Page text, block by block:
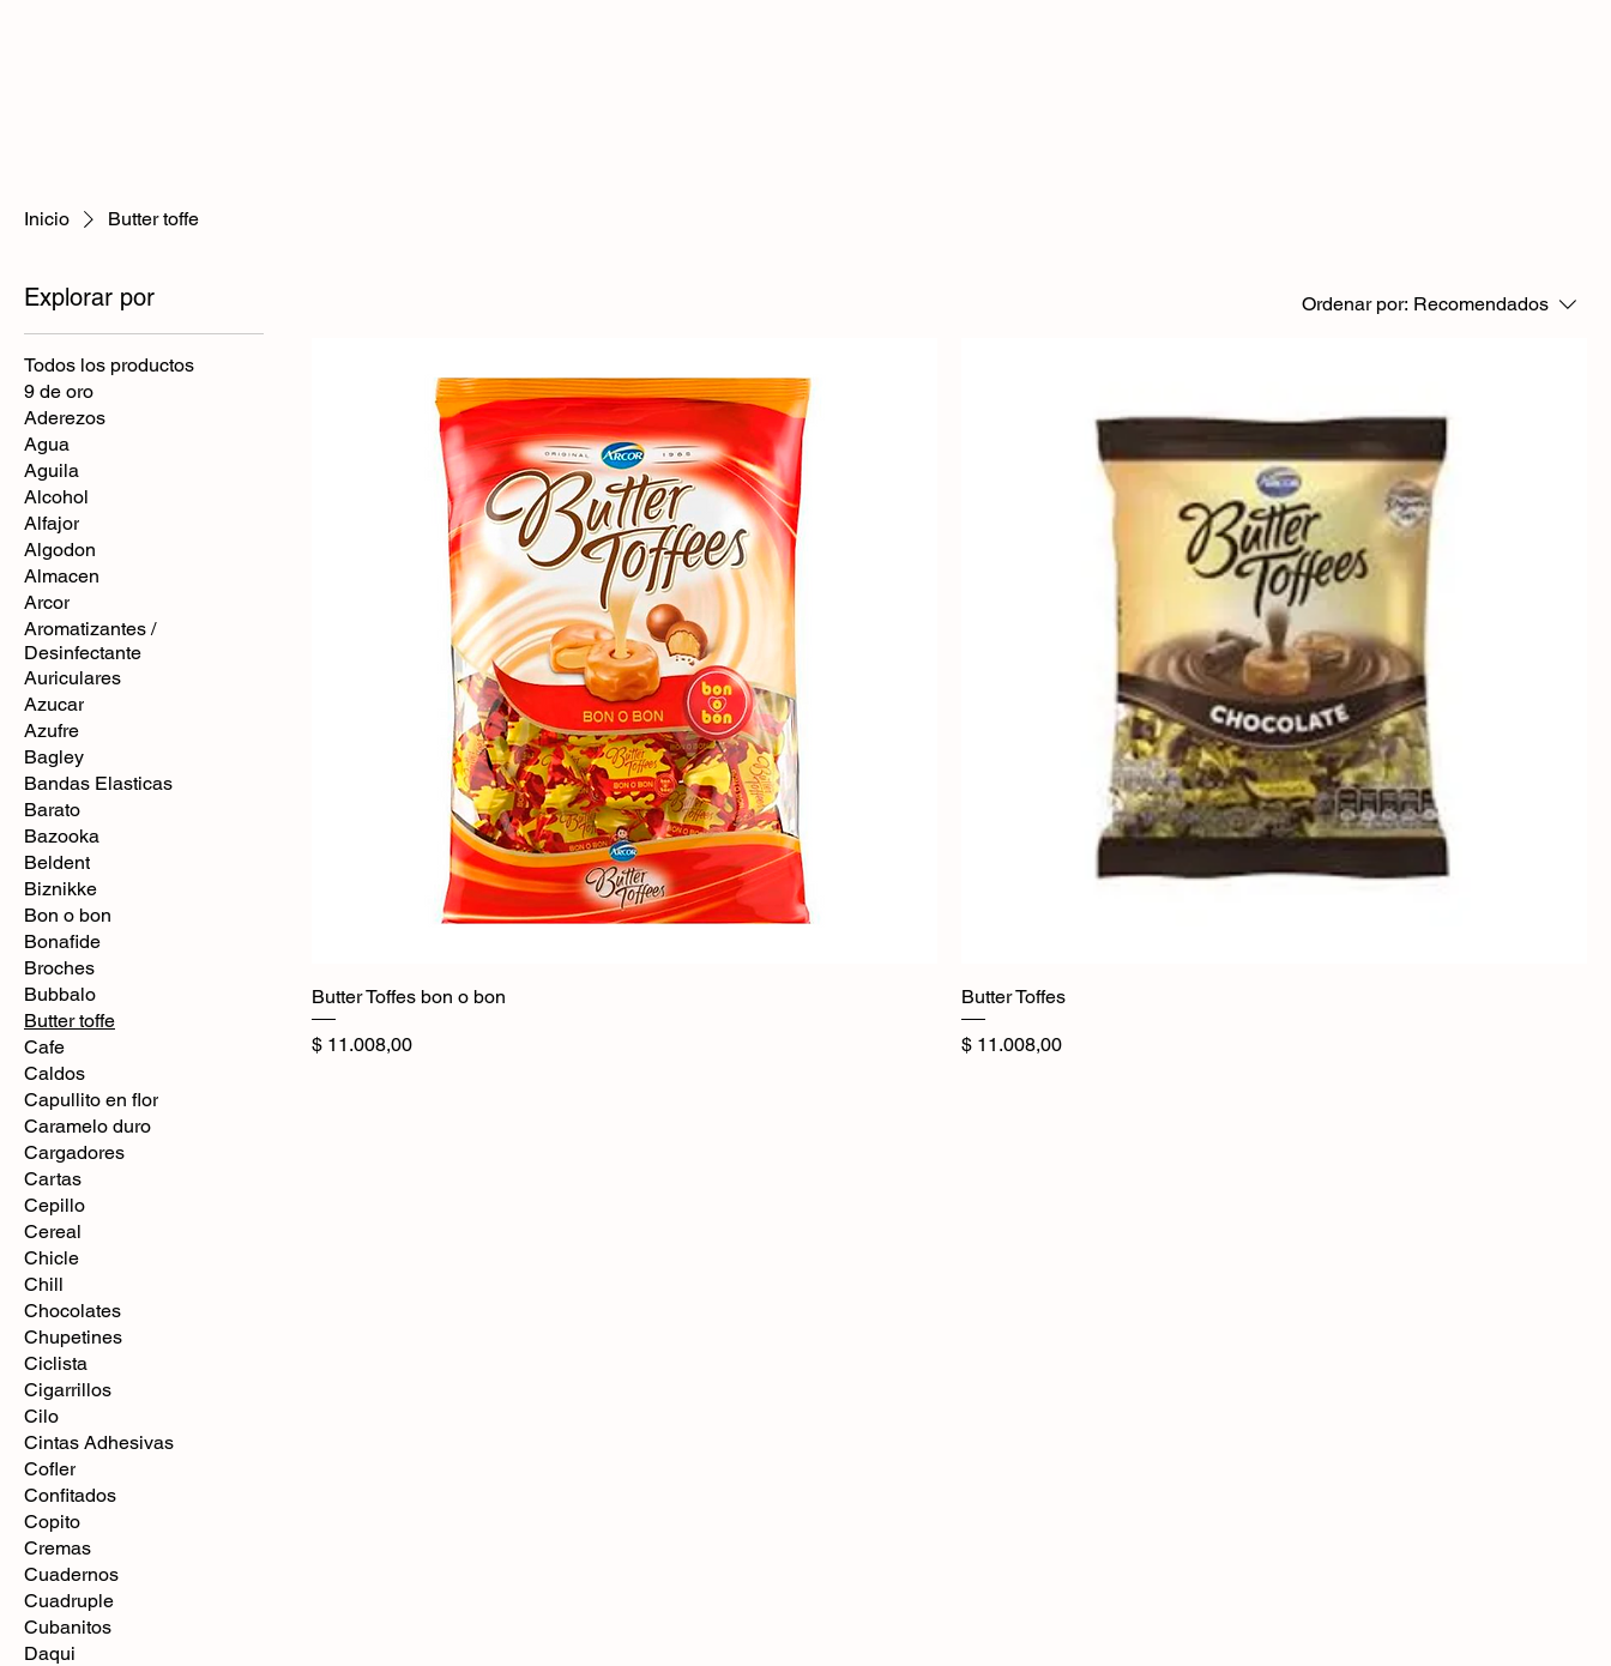
Inicio Butter toffe
Explorar por
Todos los productos
9 de oro
Aderezos
Agua
Aguila
Alcohol
Alfajor
Algodon
Almacen
Arcor
Aromatizantes /
Desinfectante
Auriculares
Azucar
Azufre
Bagley
Bandas Elasticas
Barato
Bazooka
Beldent
Biznikke
Bon o bon
Bonafide
Broches
Bubbalo
Butter toffe
Cafe
Caldos
Capullito en flor
Caramelo duro
Cargadores
Cartas
Cepillo
Cereal
Chicle
Chill
Chocolates
Chupetines
Ciclista
Cigarrillos
Cilo
Cintas Adhesivas
Cofler
Confitados
Copito
Cremas
Cuadernos
Cuadruple
Cubanitos
Daqui
Ordenar por: Recomendados
Butter Toffes bon o bon
Precio
$ 11.008,00
Butter Toffes
Precio
$ 11.008,00